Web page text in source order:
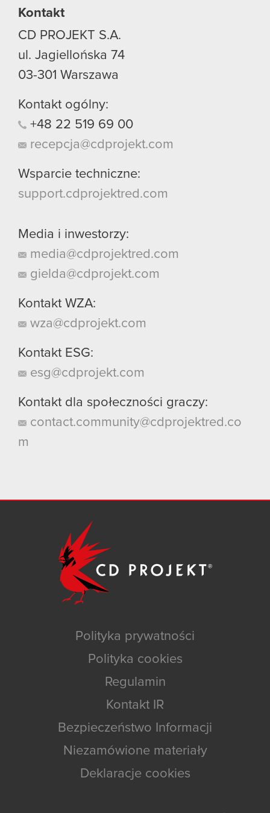
Kontakt
CD PROJEKT S.A.
ul. Jagiellońska 74
03-301 Warszawa
Kontakt ogólny:
+48 22 519 69 00
recepcja@cdprojekt.com
Wsparcie techniczne:
support.cdprojektred.com
Media i inwestorzy:
media@cdprojektred.com
gielda@cdprojekt.com
Kontakt WZA:
wza@cdprojekt.com
Kontakt ESG:
esg@cdprojekt.com
Kontakt dla społeczności graczy:
contact.community@cdprojektred.co
m
Polityka prywatności
Polityka cookies
Regulamin
Kontakt IR
Bezpieczeństwo Informacji
Niezamówione materiały
Deklaracje cookies